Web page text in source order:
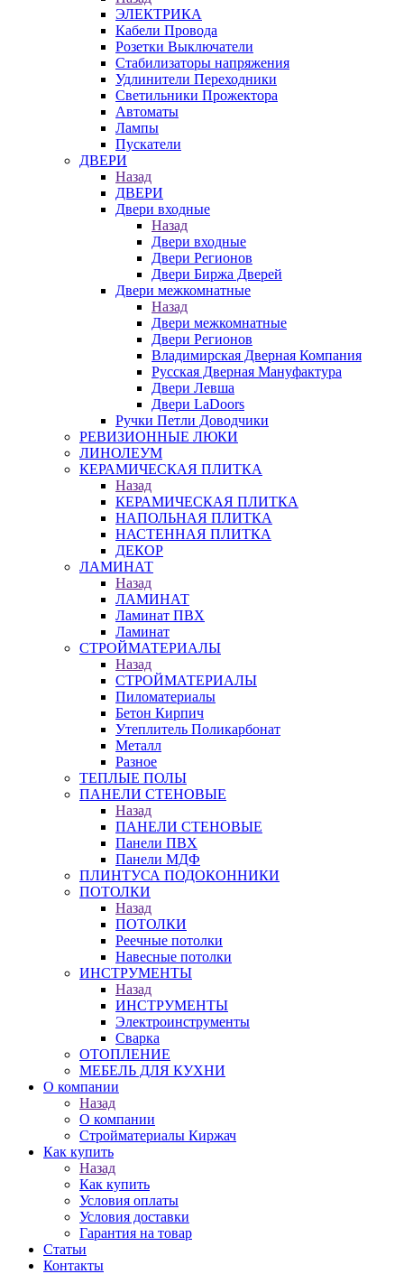
ЭЛЕКТРИКА
Кабели Провода
Розетки Выключатели
Стабилизаторы напряжения
Удлинители Переходники
Светильники Прожектора
Автоматы
Лампы
Пускатели
ДВЕРИ
Назад
ДВЕРИ
Двери входные
Назад
Двери входные
Двери Регионов
Двери Биржа Дверей
Двери межкомнатные
Назад
Двери межкомнатные
Двери Регионов
Владимирская Дверная Компания
Русская Дверная Мануфактура
Двери Левша
Двери LaDoors
Ручки Петли Доводчики
РЕВИЗИОННЫЕ ЛЮКИ
ЛИНОЛЕУМ
КЕРАМИЧЕСКАЯ ПЛИТКА
Назад
КЕРАМИЧЕСКАЯ ПЛИТКА
НАПОЛЬНАЯ ПЛИТКА
НАСТЕННАЯ ПЛИТКА
ДЕКОР
ЛАМИНАТ
Назад
ЛАМИНАТ
Ламинат ПВХ
Ламинат
СТРОЙМАТЕРИАЛЫ
Назад
СТРОЙМАТЕРИАЛЫ
Пиломатериалы
Бетон Кирпич
Утеплитель Поликарбонат
Металл
Разное
ТЕПЛЫЕ ПОЛЫ
ПАНЕЛИ СТЕНОВЫЕ
Назад
ПАНЕЛИ СТЕНОВЫЕ
Панели ПВХ
Панели МДФ
ПЛИНТУСА ПОДОКОННИКИ
ПОТОЛКИ
Назад
ПОТОЛКИ
Реечные потолки
Навесные потолки
ИНСТРУМЕНТЫ
Назад
ИНСТРУМЕНТЫ
Электроинструменты
Сварка
ОТОПЛЕНИЕ
МЕБЕЛЬ ДЛЯ КУХНИ
О компании
Назад
О компании
Стройматериалы Киржач
Как купить
Назад
Как купить
Условия оплаты
Условия доставки
Гарантия на товар
Статьи
Контакты